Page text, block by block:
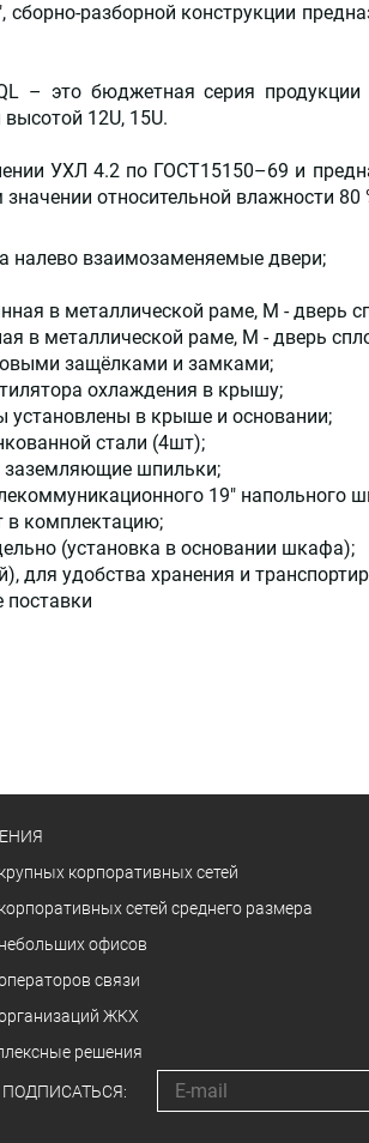
разборной конструкции
– это бюджетная серия
12U, 15U.
УХЛ 4.2 по ГОСТ15150–69 и
относительной влажности 80
налево взаимозаменяемые двери;
в металлической раме, M -
в металлической раме, M - дверь
защёлками и замками;
охлаждения в крышу;
в крыше и основании;
стали (4шт);
заземляющие шпильки;
19" напольного
в комплектацию;
(установка в основании шкафа);
для удобства хранения и
поставки
корпоративных сетей
сетей среднего размера
офисов
связи
ЖКХ
решения
ПОДПИСАТЬСЯ: